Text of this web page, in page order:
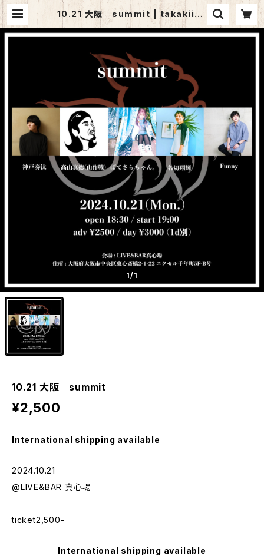
10.21 大阪 summit | takakiish
ii official goods
1/1
10.21 大阪 summit
¥2,500
International shipping available
2024.10.21
@LIVE&BAR 真心場
ticket2,500-
International shipping available